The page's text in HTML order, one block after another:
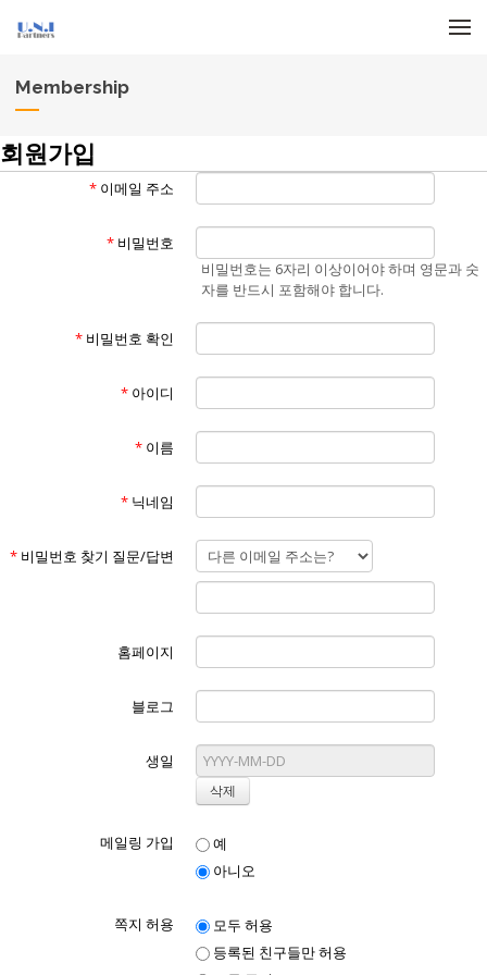
Membership
회원가입
* 이메일 주소
* 비밀번호
비밀번호는 6자리 이상이어야 하며 영문과 숫
자를 반드시 포함해야 합니다.
* 비밀번호 확인
* 아이디
* 이름
* 닉네임
* 비밀번호 찾기 질문/답변
홈페이지
블로그
생일
메일링 가입
예
아니오
쪽지 허용
모두 허용
등록된 친구들만 허용